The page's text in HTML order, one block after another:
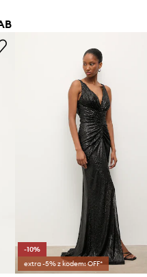
-10%
extra -5% z kodem: OFF*